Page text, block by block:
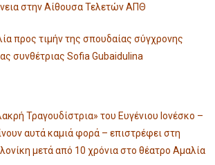
στην Αίθουσα Τελετών ΑΠΘ
προς τιμήν της σπουδαίας σύγχρονης
συνθέτριας Sofia Gubaidulina
Τραγουδίστρια» του Ευγένιου Ιονέσκο –
αυτά καμιά φορά – επιστρέφει στη
μετά από 10 χρόνια στο θέατρο Αμαλία